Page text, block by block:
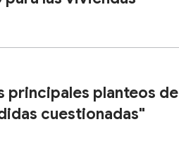
principales planteos de
cuestionadas"